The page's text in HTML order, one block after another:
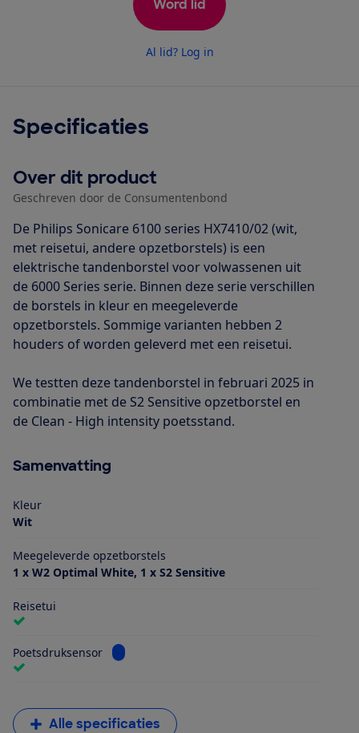
Word lid
Al lid? Log in
Specificaties
Over dit product
Geschreven door de Consumentenbond
De Philips Sonicare 6100 series HX7410/02 (wit,
met reisetui, andere opzetborstels) is een
elektrische tandenborstel voor volwassenen uit
de 6000 Series serie. Binnen deze serie verschillen
de borstels in kleur en meegeleverde
opzetborstels. Sommige varianten hebben 2
houders of worden geleverd met een reisetui.
We testten deze tandenborstel in februari 2025 in
combinatie met de S2 Sensitive opzetborstel en
de Clean - High intensity poetsstand.
Samenvatting
Kleur
Wit
Meegeleverde opzetborstels
1 x W2 Optimal White, 1 x S2 Sensitive
Reisetui
Poetsdruksensor Bekijk informatie voor Poetsdruksensor
Alle specificaties